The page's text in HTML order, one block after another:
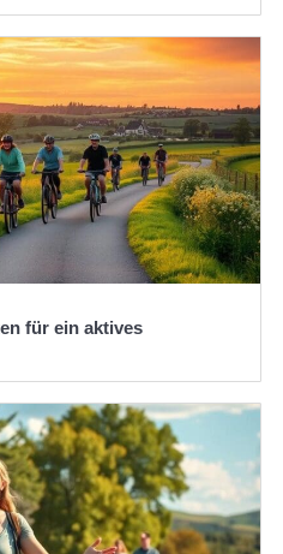
für ein aktives